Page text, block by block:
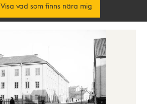
Visa vad som finns nära mig